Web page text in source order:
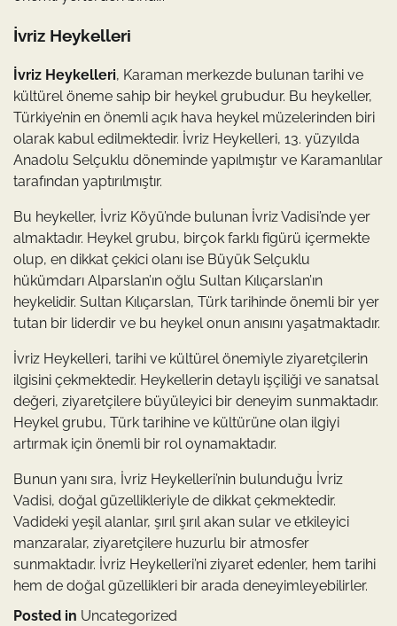
İvriz Heykelleri
İvriz Heykelleri, Karaman merkezde bulunan tarihi ve
kültürel öneme sahip bir heykel grubudur. Bu heykeller,
Türkiye’nin en önemli açık hava heykel müzelerinden biri
olarak kabul edilmektedir. İvriz Heykelleri, 13. yüzyılda
Anadolu Selçuklu döneminde yapılmıştır ve Karamanlılar
tarafından yaptırılmıştır.
Bu heykeller, İvriz Köyü’nde bulunan İvriz Vadisi’nde yer
almaktadır. Heykel grubu, birçok farklı figürü içermekte
olup, en dikkat çekici olanı ise Büyük Selçuklu
hükümdarı Alparslan’ın oğlu Sultan Kılıçarslan’ın
heykelidir. Sultan Kılıçarslan, Türk tarihinde önemli bir yer
tutan bir liderdir ve bu heykel onun anısını yaşatmaktadır.
İvriz Heykelleri, tarihi ve kültürel önemiyle ziyaretçilerin
ilgisini çekmektedir. Heykellerin detaylı işçiliği ve sanatsal
değeri, ziyaretçilere büyüleyici bir deneyim sunmaktadır.
Heykel grubu, Türk tarihine ve kültürüne olan ilgiyi
artırmak için önemli bir rol oynamaktadır.
Bunun yanı sıra, İvriz Heykelleri’nin bulunduğu İvriz
Vadisi, doğal güzellikleriyle de dikkat çekmektedir.
Vadideki yeşil alanlar, şırıl şırıl akan sular ve etkileyici
manzaralar, ziyaretçilere huzurlu bir atmosfer
sunmaktadır. İvriz Heykelleri’ni ziyaret edenler, hem tarihi
hem de doğal güzellikleri bir arada deneyimleyebilirler.
Posted in Uncategorized